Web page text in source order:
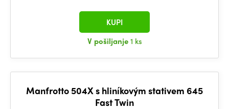
V pošiljanje1 ks
KUPI
Manfrotto 504X s hliníkovým stativem 645
Fast Twin